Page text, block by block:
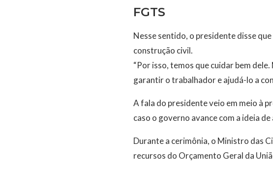
FGTS
Nesse sentido, o presidente disse
construção civil.
“Por isso, temos que cuidar bem
garantir o trabalhador e ajudá-lo a
A fala do presidente veio em meio à
caso o governo avance com a ideia
Durante a cerimônia, o Ministro das
recursos do Orçamento Geral da